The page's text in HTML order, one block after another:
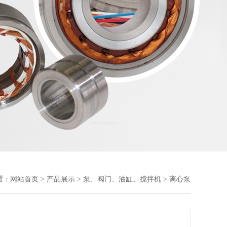
网站首页 > 产品展示 > 泵、阀门、油缸、搅拌机 > 离心泵